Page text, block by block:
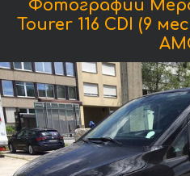
Фотографии
Tourer 116 CDI (9